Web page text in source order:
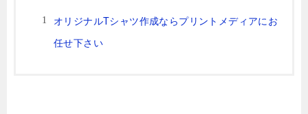
オリジナルTシャツ作成ならプリントメディアにお
任せ下さい